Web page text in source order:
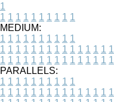
1
1 1 1 1 1 1 1 1 1 1
MEDIUM:
1 1 1 1 1 1 1 1 1 1
1 1 1 1 1 1 1 1 1 1 1 1 1 1 1
1 1 1 1 1 1 1 1 1 1 1 1 1 1 1
PARALLELS:
1 1 1 1 1 1 1 1 1 1
1 1 1 1 1 1 1 1 1 1 1 1 1 1 1